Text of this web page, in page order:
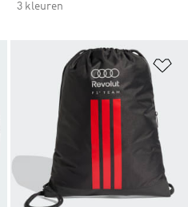
3 kleuren
Op verlanglijst zetten